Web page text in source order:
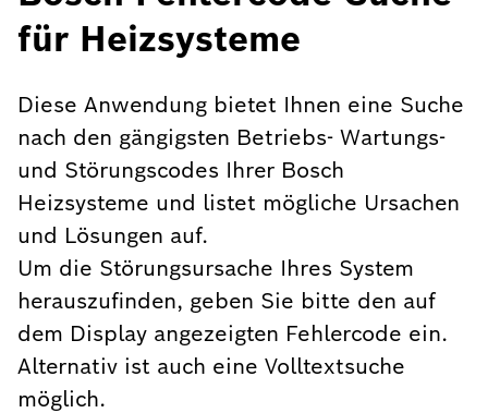
für Heizsysteme
Diese Anwendung bietet Ihnen eine Suche
nach den gängigsten Betriebs- Wartungs-
und Störungscodes Ihrer Bosch
Heizsysteme und listet mögliche Ursachen
und Lösungen auf.
Um die Störungsursache Ihres System
herauszufinden, geben Sie bitte den auf
dem Display angezeigten Fehlercode ein.
Alternativ ist auch eine Volltextsuche
möglich.